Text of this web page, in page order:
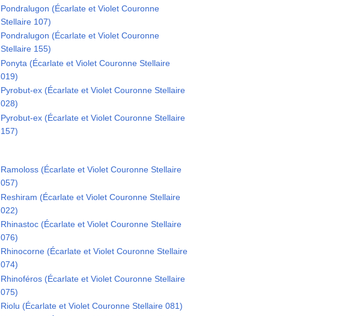
Pondralugon (Écarlate et Violet Couronne
Stellaire 107)
Pondralugon (Écarlate et Violet Couronne
Stellaire 155)
Ponyta (Écarlate et Violet Couronne Stellaire
019)
Pyrobut-ex (Écarlate et Violet Couronne Stellaire
028)
Pyrobut-ex (Écarlate et Violet Couronne Stellaire
157)
Ramoloss (Écarlate et Violet Couronne Stellaire
057)
Reshiram (Écarlate et Violet Couronne Stellaire
022)
Rhinastoc (Écarlate et Violet Couronne Stellaire
076)
Rhinocorne (Écarlate et Violet Couronne Stellaire
074)
Rhinoféros (Écarlate et Violet Couronne Stellaire
075)
Riolu (Écarlate et Violet Couronne Stellaire 081)